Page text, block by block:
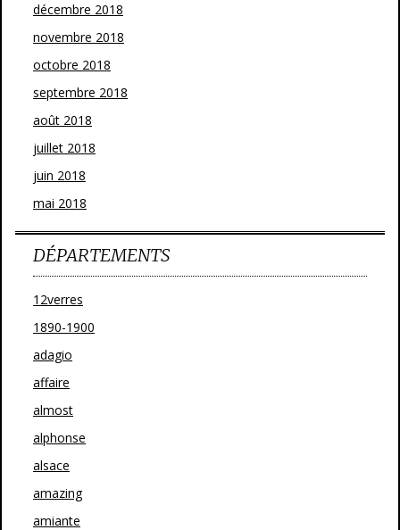
décembre 2018
novembre 2018
octobre 2018
septembre 2018
août 2018
juillet 2018
juin 2018
mai 2018
DÉPARTEMENTS
12verres
1890-1900
adagio
affaire
almost
alphonse
alsace
amazing
amiante